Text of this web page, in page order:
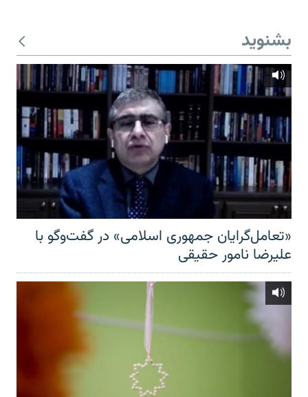
بشنوید
«تعامل‌گرایان جمهوری اسلامی» در گفت‌وگو با
علیرضا نامور حقیقی